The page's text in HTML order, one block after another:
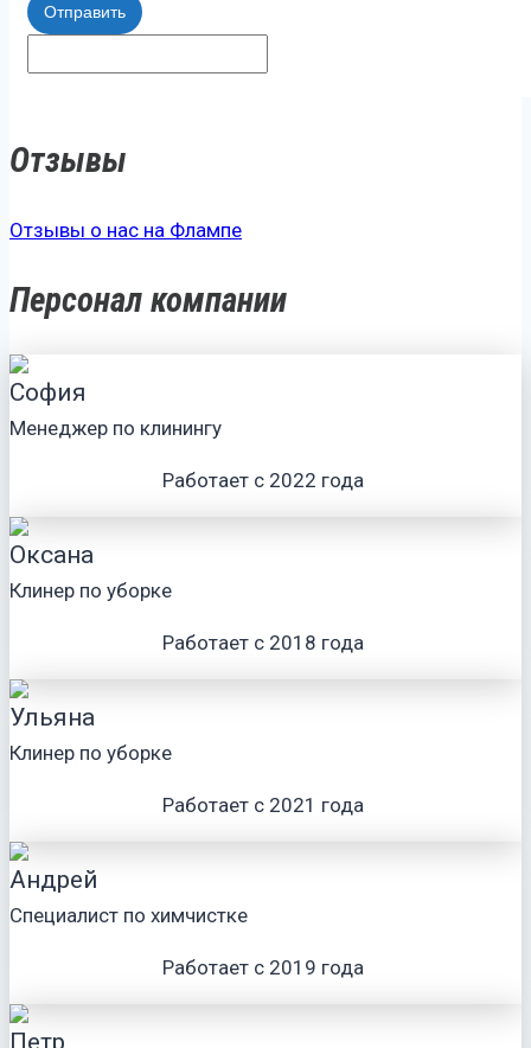
Отправить
Отзывы
Отзывы о нас на Флампе
Персонал компании
София
Менеджер по клинингу
Работает с 2022 года
Оксана
Клинер по уборке
Работает с 2018 года
Ульяна
Клинер по уборке
Работает с 2021 года
Андрей
Специалист по химчистке
Работает с 2019 года
Петр